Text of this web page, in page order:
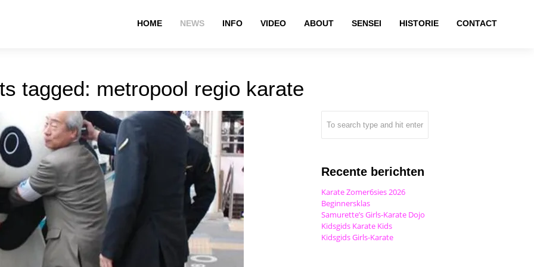
HOME NEWS INFO VIDEO ABOUT SENSEI HISTORIE CONTACT
tagged: metropool regio karate
Recente berichten
Karate Zomer6sies 2026
Beginnersklas
Samurette’s Girls-Karate Dojo
Kidsgids Karate Kids
Kidsgids Girls-Karate